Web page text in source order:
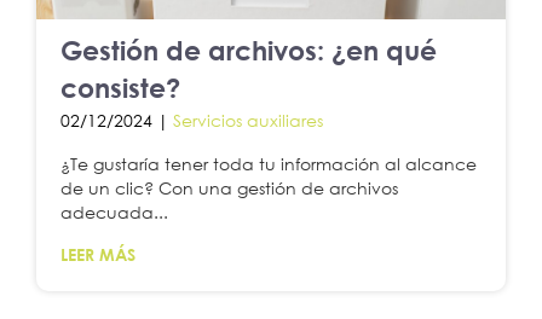
Gestión de archivos: ¿en qué
consiste?
02/12/2024 | Servicios auxiliares
¿Te gustaría tener toda tu información al alcance
de un clic? Con una gestión de archivos
adecuada...
LEER MÁS